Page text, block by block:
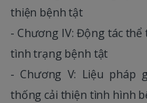
thiện bệnh tật
- Chương IV: Động tác
tình trạng bệnh tật
- Chương V: Liệu pháp
thống cải thiện tình hình